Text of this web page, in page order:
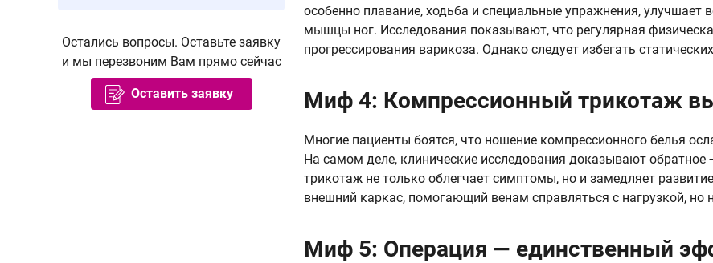
особенно плавание, ходьба и специальные упражнения, улучшает
мышцы ног. Исследования показывают, что регулярная
прогрессирования варикоза. Однако следует избегать
Миф 4: Компрессионный трикотаж
Многие пациенты боятся, что ношение компрессионного белья
На самом деле, клинические исследования доказывают
трикотаж не только облегчает симптомы, но и замедляет
внешний каркас, помогающий венам справляться с нагрузкой, но
Миф 5: Операция — единственный
Остались вопросы. Оставьте заявку
и мы перезвоним Вам прямо сейчас
Оставить заявку